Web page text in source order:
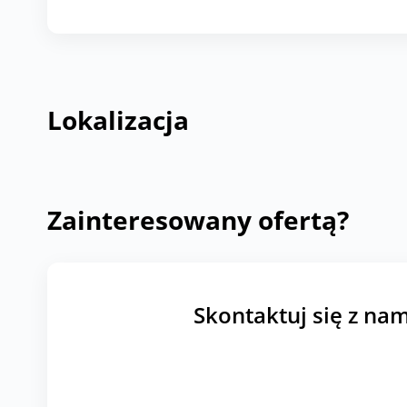
Lokalizacja
Zainteresowany ofertą?
Skontaktuj się z